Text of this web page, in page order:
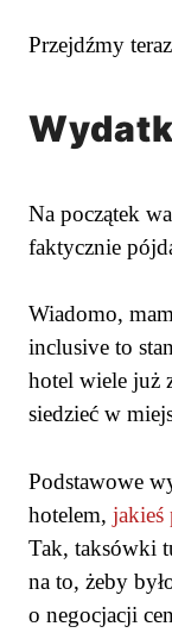
Przejdźmy
Na początek
faktycznie
Wiadomo,
inclusive to
hotel wiele już
siedzieć w
Podstawowe
hotelem, jakieś
Tak, taksówki
na to, żeby
o negocjacji